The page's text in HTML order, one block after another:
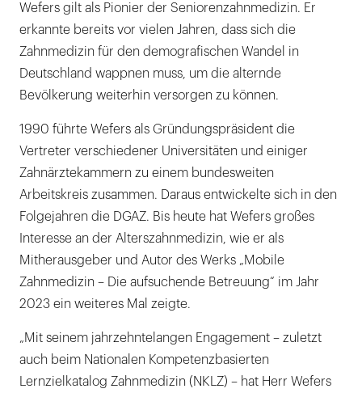
Wefers gilt als Pionier der ­Seniorenzahnmedizin. Er
erkannte bereits vor vielen ­Jahren, dass sich die
Zahnmedizin für den demografischen Wandel in
Deutschland wappnen muss, um die alternde
Bevölkerung weiterhin versorgen zu können.
1990 führte Wefers als Gründungspräsident die
Vertreter verschiedener Universitäten und einiger
Zahnärztekammern zu einem bundesweiten
Arbeitskreis zusammen. Daraus entwickelte sich in den
Folgejahren die DGAZ. Bis heute hat Wefers großes
Interesse an der Alterszahnmedizin, wie er als
Mitherausgeber und Autor des Werks „Mobile
Zahnmedizin – Die aufsuchende Betreuung“ im Jahr
2023 ein weiteres Mal zeigte.
„Mit seinem jahrzehntelangen Engagement – zuletzt
auch beim Nationalen Kompetenzbasierten
Lernzielkatalog Zahnmedizin (NKLZ) – hat Herr Wefers